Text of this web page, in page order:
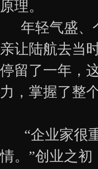
原理。
年轻气盛、
亲让陆航去当
停留了一年，
力，掌握了整
“企业家很重
情。”创业之